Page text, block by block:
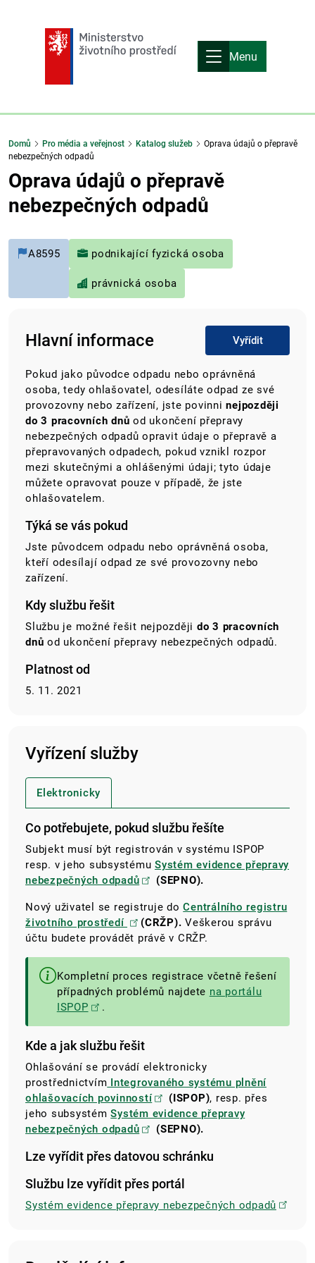
Menu
Domů Pro média a veřejnost Katalog služeb
Oprava údajů o přepravě
nebezpečných odpadů
Oprava údajů o přepravě
nebezpečných odpadů
A8595 podnikající fyzická osoba
právnická osoba
Hlavní informace Vyřídit
Pokud jako původce odpadu nebo oprávněná
osoba, tedy ohlašovatel, odesíláte odpad ze své
provozovny nebo zařízení, jste povinninejpozději
do 3 pracovních dnů od ukončení přepravy
nebezpečných odpadů opravit údaje o přepravě a
přepravovaných odpadech, pokud vznikl rozpor
mezi skutečnými a ohlášenými údaji; tyto údaje
můžete opravovat pouze v případě, že jste
ohlašovatelem.
Týká se vás pokud
Jste původcem odpadu nebo oprávněná osoba,
kteří odesílají odpad ze své provozovny nebo
zařízení.
Kdy službu řešit
Službu je možné řešit nejpozději do 3 pracovních
dnů od ukončení přepravy nebezpečných odpadů.
Platnost od
5. 11. 2021
Vyřízení služby
Elektronicky
Co potřebujete, pokud službu řešíte
Subjekt musí být registrován v systému ISPOP
resp. v jeho subsystému Systém evidence přepravy
nebezpečných odpadů
(SEPNO).
Nový uživatel se registruje doCentrálního registru
životního prostředí
(CRŽP). Veškerou správu
účtu budete provádět právě v CRŽP.
Kompletní proces registrace včetně řešení
případných problémů najdete na portálu
ISPOP
.
Kde a jak službu řešit
Ohlašování se provádí elektronicky
prostřednictvím Integrovaného systému plnění
ohlašovacích povinností
(ISPOP), resp. přes
jeho subsystémSystém evidence přepravy
nebezpečných odpadů
(SEPNO).
Lze vyřídit přes datovou schránku
Službu lze vyřídit přes portál
Systém evidence přepravy nebezpečných odpadů